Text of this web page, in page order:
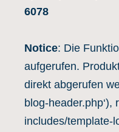
6078
Notice: Die
aufgerufen.
direkt abgerufen
blog-header.php‘),
includes/template-